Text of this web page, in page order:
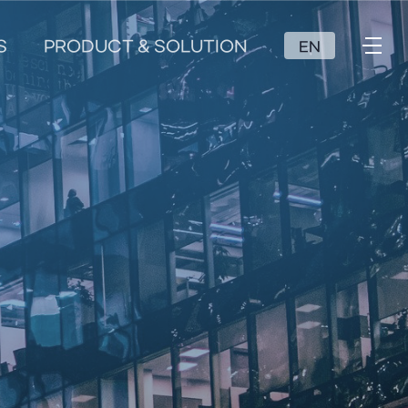
PRODUCT & SOLUTION EN